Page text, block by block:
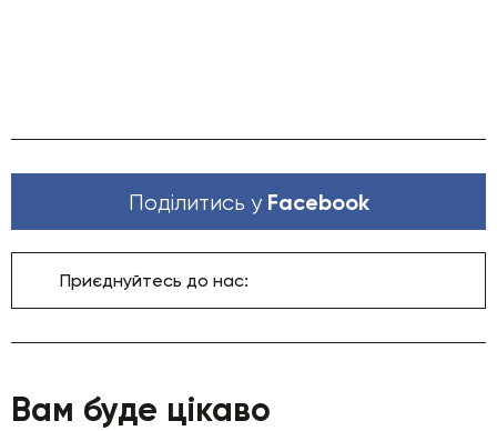
Поділитись у Facebook
Приєднуйтесь до нас:
Вам буде цікаво